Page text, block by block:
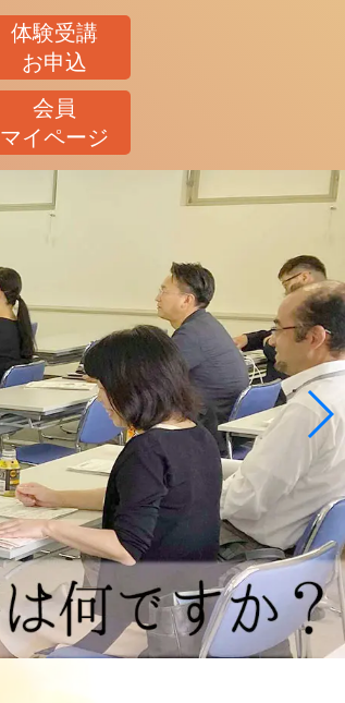
体験受講
お申込
会員
マイページ